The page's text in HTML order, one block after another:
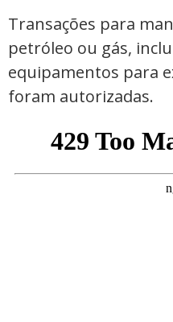
Transações para
petróleo ou gás,
equipamentos para
foram ​autorizadas.